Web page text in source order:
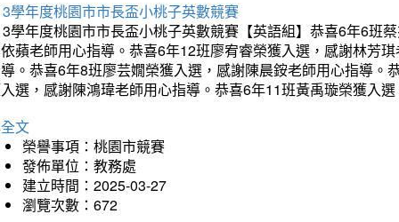
學年度桃園市市長盃小桃子英數競賽
學年度桃園市市長盃小桃子英數競賽【英語組】恭喜6年6班
蘋老師用心指導。恭喜6年12班廖宥睿榮獲入選，感謝林芳
。恭喜6年8班廖芸嫺榮獲入選，感謝陳晨銨老師用心指導
選，感謝陳鴻瑋老師用心指導。恭喜6年11班黃禹璇榮獲入
文
榮譽事項：桃園市競賽
發佈單位：教務處
建立時間：2025-03-27
瀏覽次數：672